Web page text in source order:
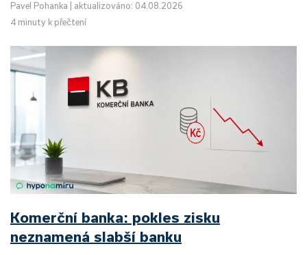
Pavel Pohanka
aktualizováno: 04.08.2026
4 minuty k přečtení
Komerční banka: pokles zisku
neznamená slabší banku